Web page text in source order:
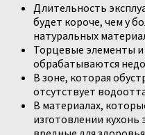
Длительность
будет короче, чем у
натуральных
Торцевые элементы
обрабатываются
В зоне, которая
отсутствует
В материалах,
изготовлении кухонь